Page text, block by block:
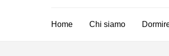
Home Chi siamo